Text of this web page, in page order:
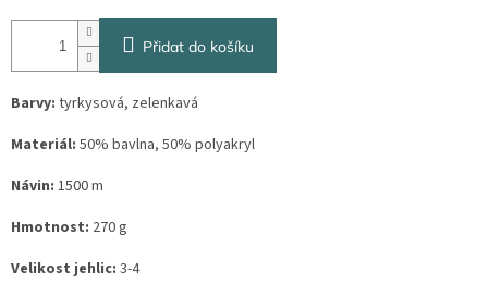
Přidat do košíku
Barvy: tyrkysová, zelenkavá
Materiál: 50% bavlna, 50% polyakryl
Návin: 1500 m
Hmotnost: 270 g
Velikost jehlic: 3-4